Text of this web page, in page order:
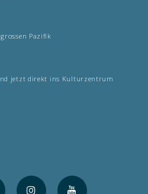
Pazifik
jetzt direkt ins Kulturzentrum